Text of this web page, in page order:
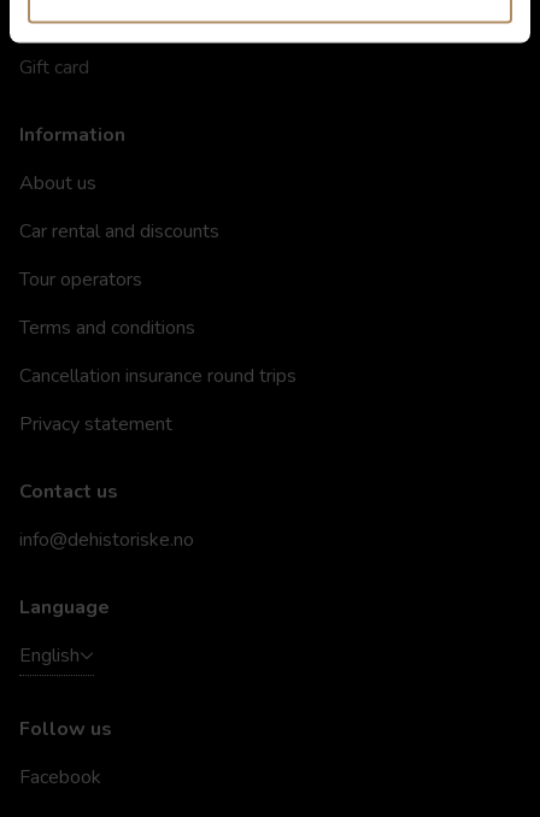
Restaurants
Gift card
Information
About us
Car rental and discounts
Tour operators
Terms and conditions
Cancellation insurance round trips
Privacy statement
Contact us
info@dehistoriske.no
Language
English
Follow us
Facebook